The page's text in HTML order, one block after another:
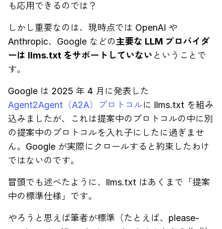
も応用できるのでは？
しかし重要なのは、現時点では OpenAI や
Anthropic、Google などの主要な LLM プロバイダ
ーは llms.txt をサポートしていない ということで
す。
Google は 2025 年 4 月に発表した
Agent2Agent（A2A）プロトコルに llms.txt を組み
込みましたが、これは提案中のプロトコルの中に別
の提案中のプロトコルを入れ子にしたに過ぎませ
ん。Google が実際にクロールすると約束したわけ
ではないのです。
冒頭でも述べたように、llms.txt はあくまで「提案
中の標準仕様」です。
やろうと思えば筆者が標準（たとえば、please-